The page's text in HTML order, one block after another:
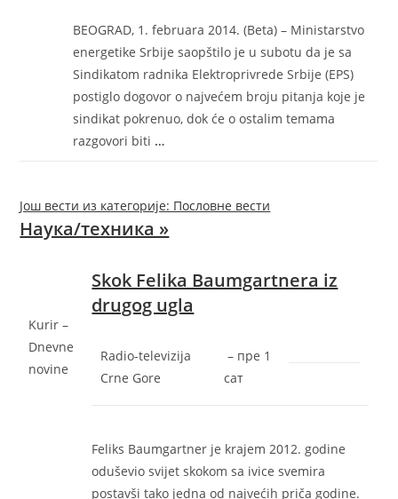
BEOGRAD, 1. februara 2014. (Beta) – Ministarstvo
energetike Srbije saopštilo je u subotu da je sa
Sindikatom radnika Elektroprivrede Srbije (EPS)
postiglo dogovor o najvećem broju pitanja koje je
sindikat pokrenuo, dok će o ostalim temama
razgovori biti …
Још вести из категорије: Пословне вести
Наука/техника »
Kurir –
Dnevne
novine
Skok Felika Baumgartnera iz
drugog ugla
Radio-televizija
Crne Gore
– ‎пре 1
сат‎
Feliks Baumgartner je krajem 2012. godine
oduševio svijet skokom sa ivice svemira
postavši tako jedna od najvećih priča godine.